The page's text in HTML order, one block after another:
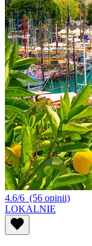
4.6/6 (56 opinii)
LOKALNIE